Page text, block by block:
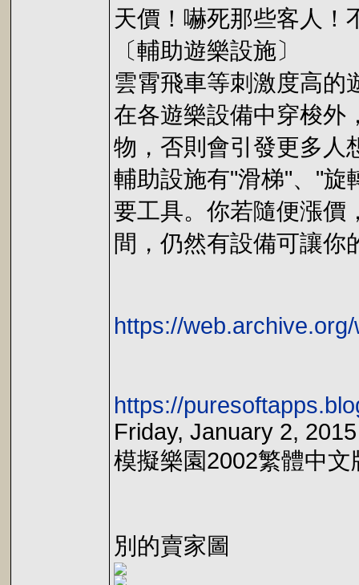
天價！嚇死那些客人！
〔輔助遊樂設施〕
雲霄飛車等刺激度高的
在各遊樂設備中穿梭外
物，否則會引發更多人
輔助設施有"滑梯"、"旋
要工具。你若隨便漲價
間，仍然有設備可讓你
https://
https://
Friday, January 2, 2015
模擬樂園2002繁體中
別的賣家圖